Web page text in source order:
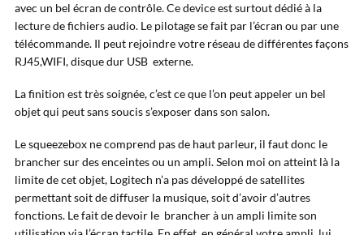
avec un bel écran de contrôle. Ce device est surtout dédié à la
lecture de fichiers audio. Le pilotage se fait par l’écran ou par une
télécommande. Il peut rejoindre votre réseau de différentes façons
RJ45,WIFI, disque dur USB externe.
La finition est très soignée, c’est ce que l’on peut appeler un bel
objet qui peut sans soucis s’exposer dans son salon.
Le squeezebox ne comprend pas de haut parleur, il faut donc le
brancher sur des enceintes ou un ampli. Selon moi on atteint là la
limite de cet objet, Logitech n’a pas développé de satellites
permettant soit de diffuser la musique, soit d’avoir d’autres
fonctions. Le fait de devoir le brancher à un ampli limite son